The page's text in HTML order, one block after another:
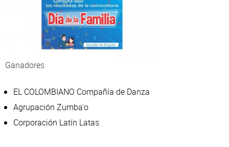
Ganadores
EL COLOMBIANO Compañía de Danza
Agrupación Zumba'o
Corporación Latín Latas